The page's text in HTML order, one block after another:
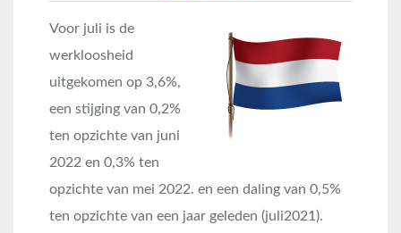
Voor juli is de
werkloosheid
uitgekomen op 3,6%,
een stijging van 0,2%
ten opzichte van juni
2022 en 0,3% ten
opzichte van mei 2022. en een daling van 0,5%
ten opzichte van een jaar geleden (juli2021).